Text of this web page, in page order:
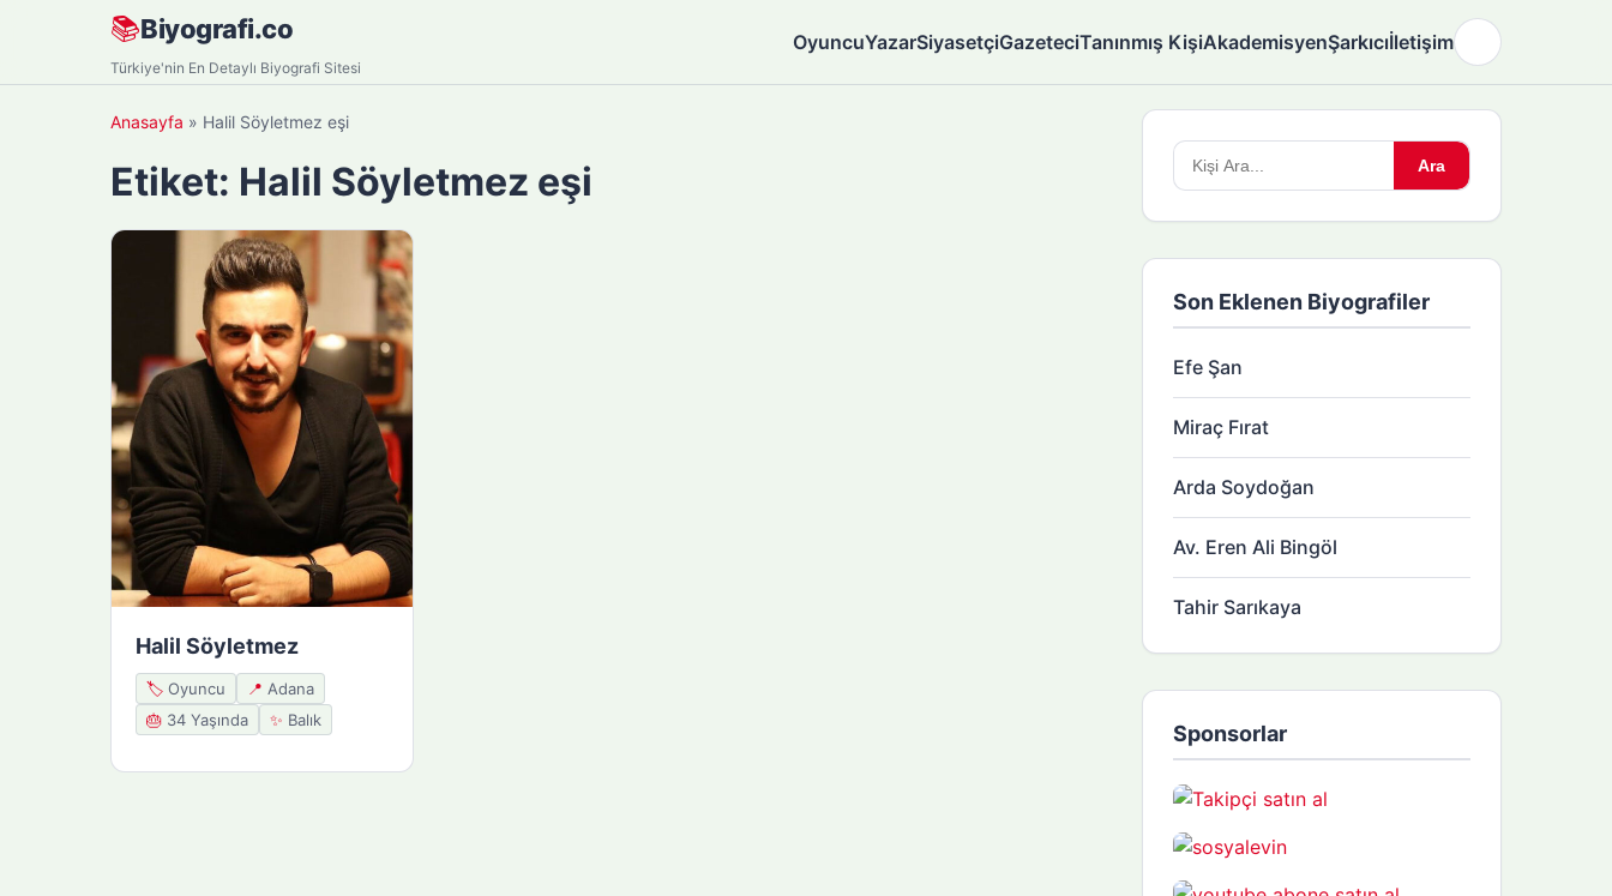
📚Biyografi.co
Türkiye'nin En Detaylı Biyografi Sitesi
OyuncuYazarSiyasetçiGazeteciTanınmış KişiAkademisyenŞarkıcıİletişim
Anasayfa » Halil Söyletmez eşi
Etiket: Halil Söyletmez eşi
Halil Söyletmez
🏷️ Oyuncu 📍 Adana
🎂 34 Yaşında ✨ Balık
Arama
yapın:
Ara
Son Eklenen Biyografiler
Efe Şan
Miraç Fırat
Arda Soydoğan
Av. Eren Ali Bingöl
Tahir Sarıkaya
Sponsorlar